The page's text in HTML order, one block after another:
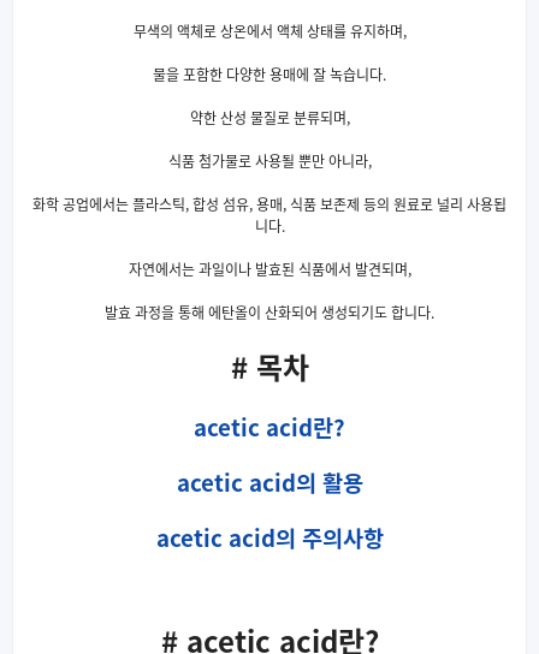
무색의 액체로 상온에서 액체 상태를 유지하며,
물을 포함한 다양한 용매에 잘 녹습니다.
약한 산성 물질로 분류되며,
식품 첨가물로 사용될 뿐만 아니라,
화학 공업에서는 플라스틱, 합성 섬유, 용매, 식품 보존제 등의 원료로 널리 사용됩
니다.
자연에서는 과일이나 발효된 식품에서 발견되며,
발효 과정을 통해 에탄올이 산화되어 생성되기도 합니다.
# 목차
acetic acid란?
acetic acid의 활용
acetic acid의 주의사항
# acetic acid란?